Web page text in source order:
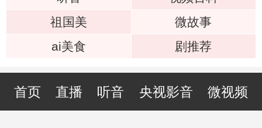
祖国美
微故事
ai美食
剧推荐
首页 直播 听音 央视影音 微视频